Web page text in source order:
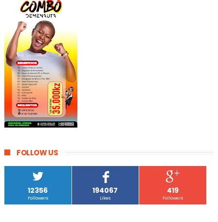
FOLLOW US
12356
Followers
194067
Likes
419
Followers